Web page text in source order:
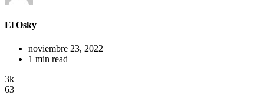
El Osky
noviembre 23, 2022
1 min read
3k
63